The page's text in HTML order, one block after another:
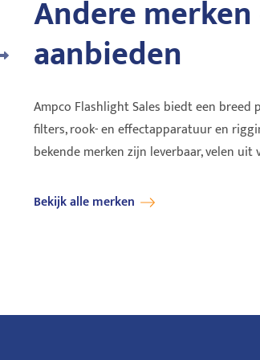
Clear-Com
Clear-Com zorgt voor topkwaliteit
oplossingen in communicatie-technologie
Lees verder
Andere
aanbieden
Ampco Flashlight Sales biedt een breed
filters, rook- en effectapparatuur en
bekende merken zijn leverbaar, velen uit
Bekijk alle merken